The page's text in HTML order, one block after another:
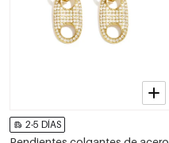
2-5 DÍAS